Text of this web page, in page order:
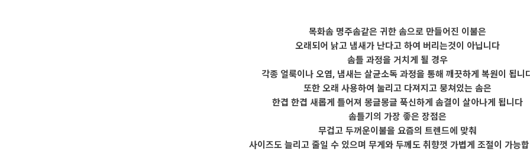
목화솜 명주솜같은 귀한 솜으로 만들어진 이불은
오래되어 낡고 냄새가 난다고 하여 버리는것이 아닙니다
솜틀 과정을 거치게 될 경우
각종 얼룩이나 오염, 냄새는 살균소독 과정을 통해 깨끗하게 복원이 됩니
또한 오래 사용하여 눌리고 다져지고 뭉쳐있는 솜은
한겹 한겹 새롭게 틀어져 몽글몽글 푹신하게 솜결이 살아나게 됩니다
솜틀기의 가장 좋은 장점은
무겁고 두꺼운이불을 요즘의 트렌드에 맞춰
사이즈도 늘리고 줄일 수 있으며 무게와 두께도 취향껏 가볍게 조절이 가능